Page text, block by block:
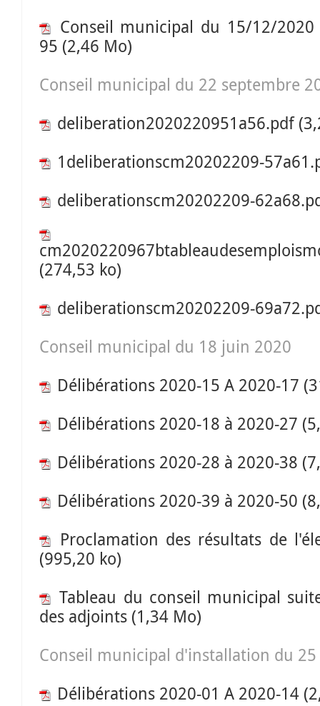
Conseil municipal du 15/12/
95 (2,46 Mo)
Conseil municipal du 22 septembre
deliberation2020220951a56.pdf
1deliberationscm20202209-
deliberationscm20202209-
(274,53 ko)
deliberationscm20202209-
Conseil municipal du 18 juin 2020
Délibérations 2020-15 A 2020-17
Délibérations 2020-18 à 2020-27
Délibérations 2020-28 à 2020-38
Délibérations 2020-39 à 2020-50
Proclamation des résultats de
(995,20 ko)
Tableau du conseil municipal
des adjoints (1,34 Mo)
Conseil municipal d'installation du
Délibérations 2020-01 A 2020-14